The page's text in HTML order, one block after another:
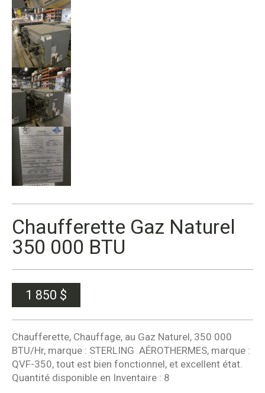
Chaufferette Gaz Naturel
350 000 BTU
1 850 $
Chaufferette, Chauffage, au Gaz Naturel, 350 000
BTU/Hr, marque : STERLING AÉROTHERMES, marque :
QVF-350, tout est bien fonctionnel, et excellent état.
Quantité disponible en Inventaire : 8